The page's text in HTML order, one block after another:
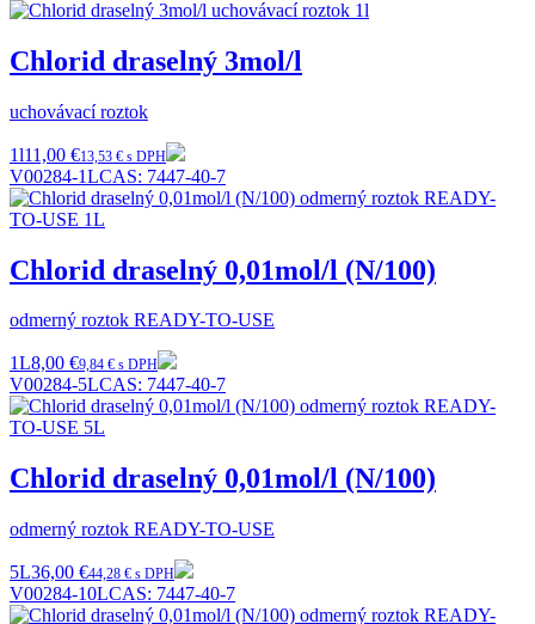
Chlorid draselný 3mol/l
uchovávací roztok
1l11,00 €13,53 € s DPH
V00284-1LCAS: 7447-40-7
Chlorid draselný 0,01mol/l (N/100)
odmerný roztok READY-TO-USE
1L8,00 €9,84 € s DPH
V00284-5LCAS: 7447-40-7
Chlorid draselný 0,01mol/l (N/100)
odmerný roztok READY-TO-USE
5L36,00 €44,28 € s DPH
V00284-10LCAS: 7447-40-7